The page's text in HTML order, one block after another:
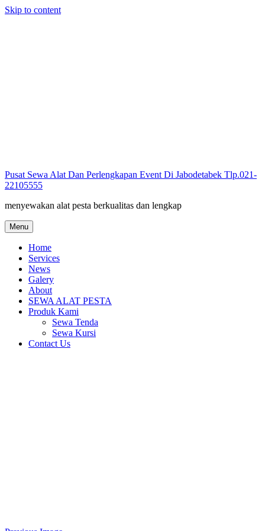
Skip to content
Pusat Sewa Alat Dan Perlengkapan Event Di Jabodetabek Tlp.021-
22105555
menyewakan alat pesta berkualitas dan lengkap
Menu
Home
Services
News
Galery
About
SEWA ALAT PESTA
Produk Kami
Sewa Tenda
Sewa Kursi
Contact Us